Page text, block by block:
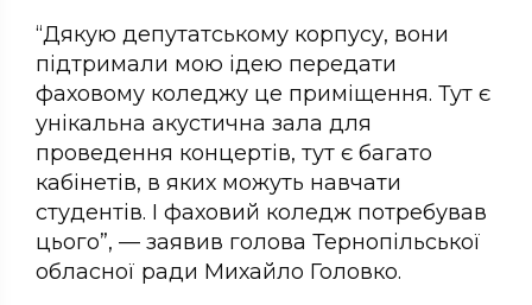
“Дякую депутатському корпусу, вони
підтримали мою ідею передати
фаховому коледжу це приміщення. Тут є
унікальна акустична зала для
проведення концертів, тут є багато
кабінетів, в яких можуть навчати
студентів. І фаховий коледж потребував
цього”, — заявив голова Тернопільської
обласної ради Михайло Головко.